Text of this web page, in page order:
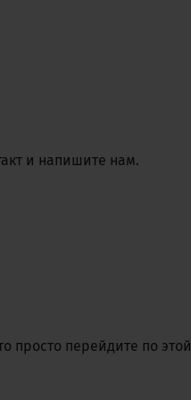
и напишите нам.
просто перейдите по этой